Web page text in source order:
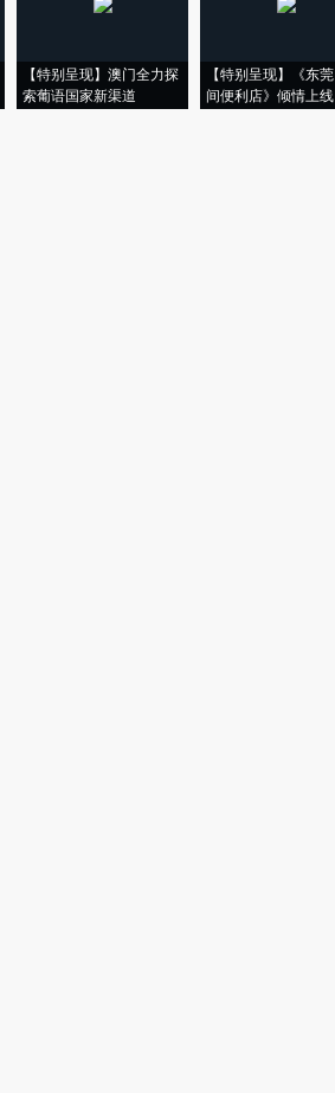
【特别呈现】澳门全力探
索葡语国家新渠道
【特别呈现】《东
间便利店》倾情上线